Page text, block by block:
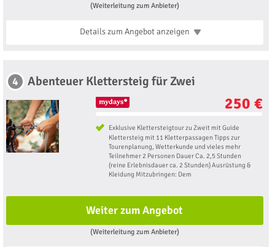
(Weiterleitung zum Anbieter)
Details zum Angebotanzeigen
4 Abenteuer Klettersteig für Zwei
250 €
Exklusive Klettersteigtour zu Zweit mit Guide
Klettersteig mit 11 Kletterpassagen Tipps zur
Tourenplanung, Wetterkunde und vieles mehr
Teilnehmer 2 Personen Dauer Ca. 2,5 Stunden
(reine Erlebnisdauer ca. 2 Stunden) Ausrüstung &
Kleidung Mitzubringen: Dem
Weiter zum Angebot
(Weiterleitung zum Anbieter)